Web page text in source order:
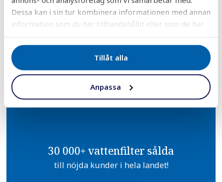
Dessa kan i sin tur kombinera informationen med annan
information som du har tillhandahållit eller som de har
Tillåt alla
Anpassa
DELA:
DELA DELA
TWITTER
DELA
LINKEDIN
DELA
PINTEREST
30 000+ vattenfilter sålda
till nöjda kunder i hela landet!